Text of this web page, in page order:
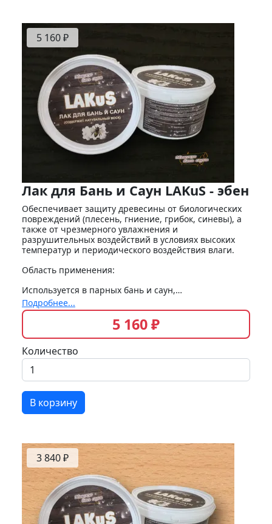
5 160 ₽
Лак для Бань и Саун LAKuS - эбен
Обеспечивает защиту древесины от биологических
повреждений (плесень, гниение, грибок, синевы), а
также от чрезмерного увлажнения и
разрушительных воздействий в условиях высоких
температур и периодического воздействия влаги.
Область применения:
Используется в парных бань и саун,…
Подробнее...
5 160 ₽
Количество
В корзину
3 840 ₽